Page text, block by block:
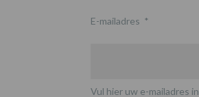
E-mailadres *
Vul hier uw e-mailadres in